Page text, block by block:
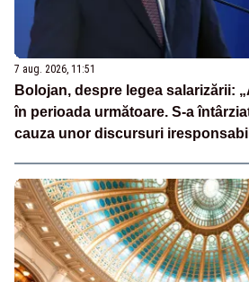
7 aug. 2026, 11:51
Bolojan, despre legea salarizării:
în perioada următoare. S-a
cauza unor discursuri